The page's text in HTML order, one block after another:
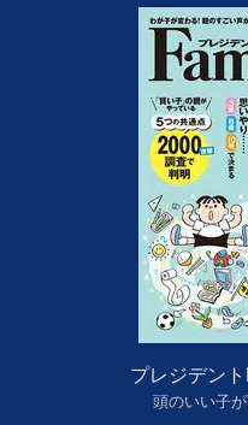
プレジデン
頭のいい子